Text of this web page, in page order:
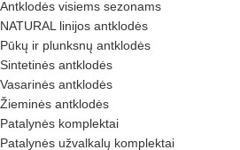
Antklodės visiems sezonams
NATURAL linijos antklodės
Pūkų ir plunksnų antklodės
Sintetinės antklodės
Vasarinės antklodės
Žieminės antklodės
Patalynės komplektai
Patalynės užvalkalų komplektai